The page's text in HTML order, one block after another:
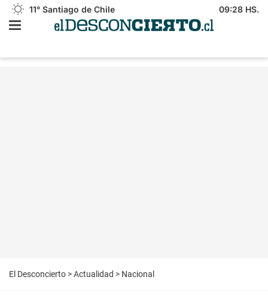
11° Santiago de Chile 09:28 HS.
El Desconcierto >Actualidad > Nacional